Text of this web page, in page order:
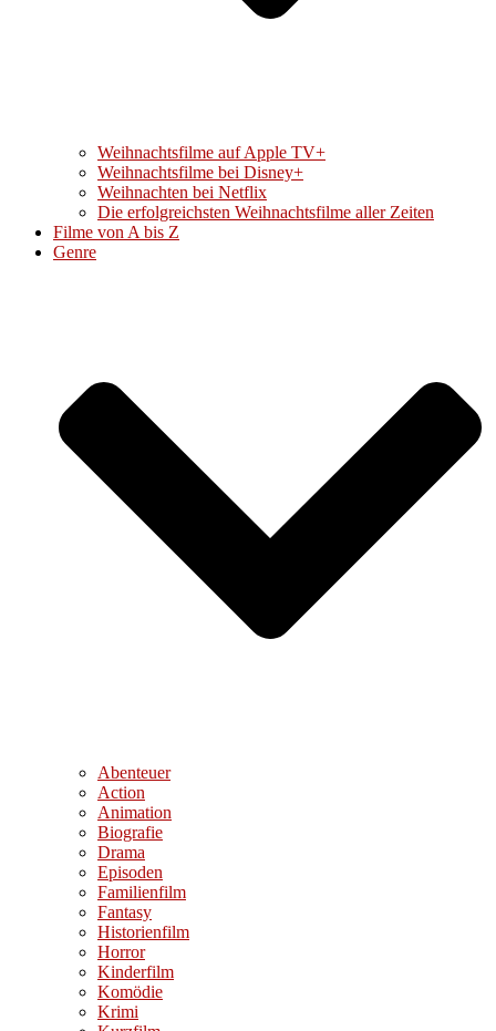
Weihnachtsfilme auf Apple TV+
Weihnachtsfilme bei Disney+
Weihnachten bei Netflix
Die erfolgreichsten Weihnachtsfilme aller Zeiten
Filme von A bis Z
Genre
Abenteuer
Action
Animation
Biografie
Drama
Episoden
Familienfilm
Fantasy
Historienfilm
Horror
Kinderfilm
Komödie
Krimi